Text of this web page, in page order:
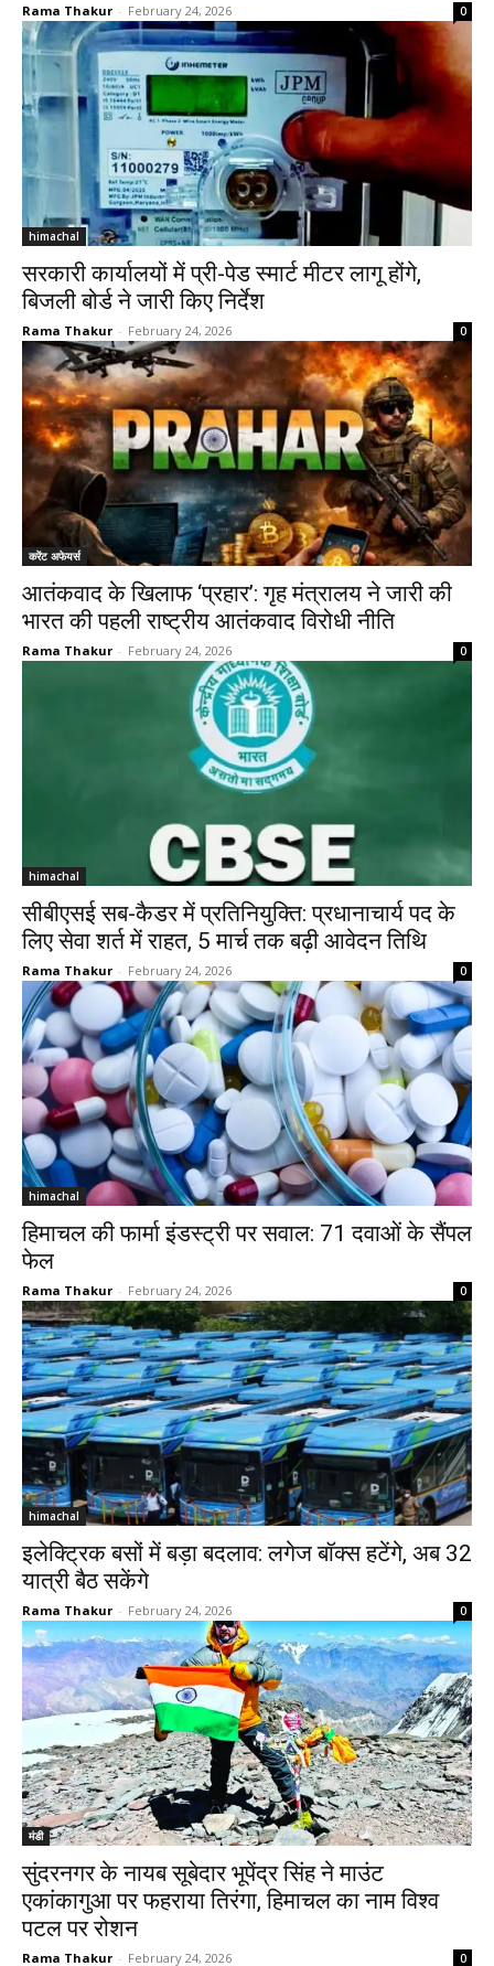
Rama Thakur - February 24, 2026 0
himachal
सरकारी कार्यालयों में प्री-पेड स्मार्ट मीटर लागू होंगे,
बिजली बोर्ड ने जारी किए निर्देश
Rama Thakur - February 24, 2026 0
करेंट अफेयर्स
आतंकवाद के खिलाफ ‘प्रहार’: गृह मंत्रालय ने जारी की
भारत की पहली राष्ट्रीय आतंकवाद विरोधी नीति
Rama Thakur - February 24, 2026 0
himachal
सीबीएसई सब-कैडर में प्रतिनियुक्ति: प्रधानाचार्य पद के
लिए सेवा शर्त में राहत, 5 मार्च तक बढ़ी आवेदन तिथि
Rama Thakur - February 24, 2026 0
himachal
हिमाचल की फार्मा इंडस्ट्री पर सवाल: 71 दवाओं के सैंपल
फेल
Rama Thakur - February 24, 2026 0
himachal
इलेक्ट्रिक बसों में बड़ा बदलाव: लगेज बॉक्स हटेंगे, अब 32
यात्री बैठ सकेंगे
Rama Thakur - February 24, 2026 0
मंडी
सुंदरनगर के नायब सूबेदार भूपेंद्र सिंह ने माउंट
एकांकागुआ पर फहराया तिरंगा, हिमाचल का नाम विश्व
पटल पर रोशन
Rama Thakur - February 24, 2026 0